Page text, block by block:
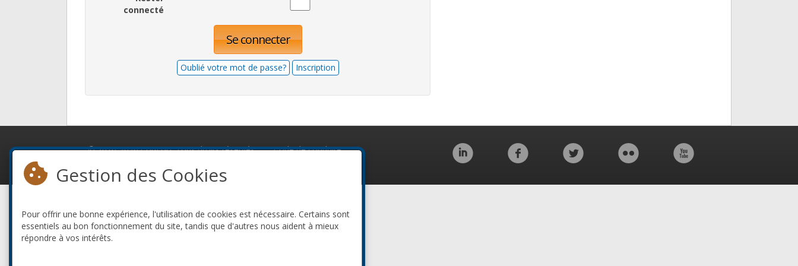
connecté
Se connecter
Oublié votre mot de passe? Inscription
© 2010-2026 ConFoo. Tous droits réservés. Code de conduite
Gestion des Cookies
Pour offrir une bonne expérience, l'utilisation de cookies est nécessaire. Certains sont
essentiels au bon fonctionnement du site, tandis que d'autres nous aident à mieux
répondre à vos intérêts.